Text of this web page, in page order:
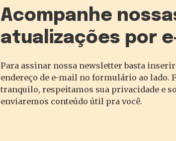
Acompanhe
atualizações por
Para assinar nossa newsletter basta inserir
endereço de e-mail no formulário ao lado.
tranquilo, respeitamos sua privacidade e
enviaremos conteúdo útil pra você.